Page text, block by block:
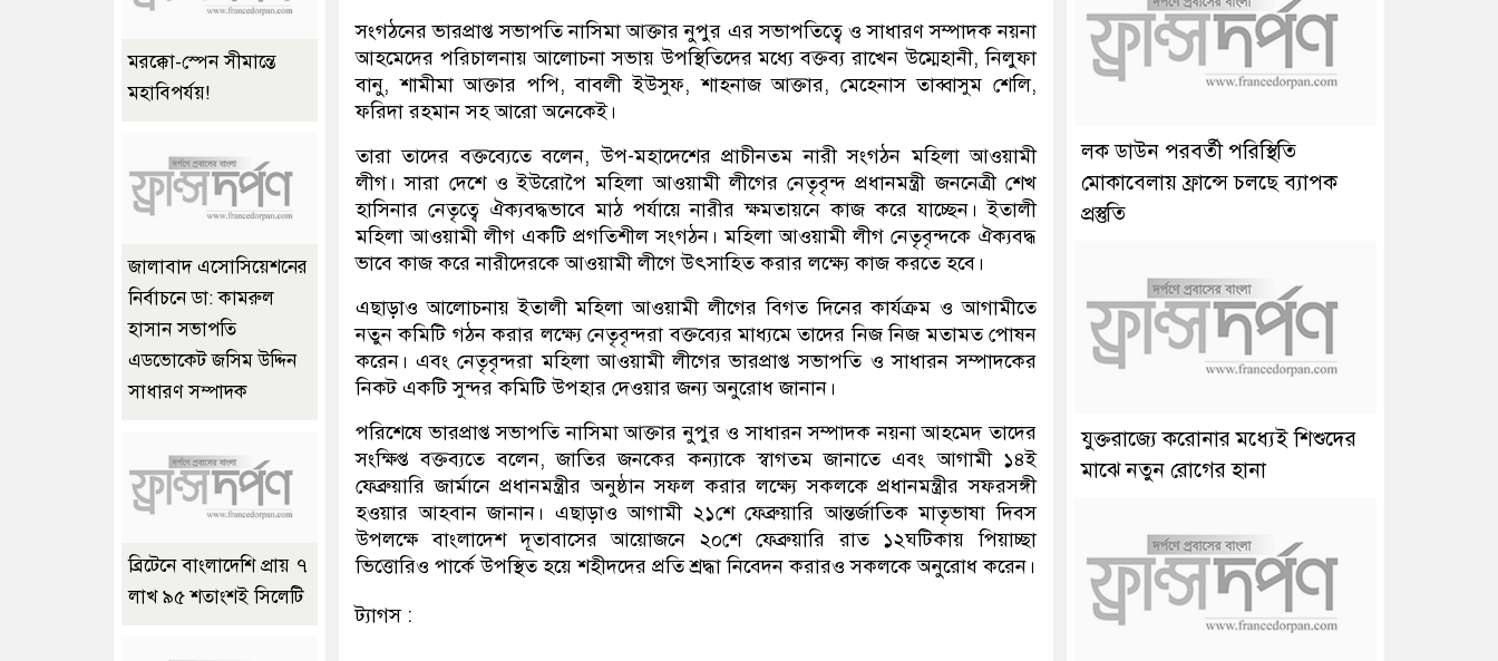
সংগঠনের ভারপ্রাপ্ত সভাপতি নাসিমা আক্তার নুপুর এর সভাপতিত্বে ও সাধারণ সম্পাদক নয়না
আহমেদের পরিচালনায় আলোচনা সভায় উপস্থিতিদের মধ্যে বক্তব্য রাখেন উম্মেহানী, নিলুফা
বানু, শামীমা আক্তার পপি, বাবলী ইউসুফ, শাহনাজ আক্তার, মেহেনাস তাব্বাসুম শেলি,
ফরিদা রহমান সহ আরো অনেকেই।
তারা তাদের বক্তব্যেতে বলেন, উপ-মহাদেশের প্রাচীনতম নারী সংগঠন মহিলা আওয়ামী
লীগ। সারা দেশে ও ইউরোপৈ মহিলা আওয়ামী লীগের নেতৃবৃন্দ প্রধানমন্ত্রী জননেত্রী শেখ
হাসিনার নেতৃত্বে ঐক্যবদ্ধভাবে মাঠ পর্যায়ে নারীর ক্ষমতায়নে কাজ করে যাচ্ছেন। ইতালী
মহিলা আওয়ামী লীগ একটি প্রগতিশীল সংগঠন। মহিলা আওয়ামী লীগ নেতৃবৃন্দকে ঐক্যবদ্ধ
ভাবে কাজ করে নারীদেরকে আওয়ামী লীগে উৎসাহিত করার লক্ষ্যে কাজ করতে হবে।
এছাড়াও আলোচনায় ইতালী মহিলা আওয়ামী লীগের বিগত দিনের কার্যক্রম ও আগামীতে
নতুন কমিটি গঠন করার লক্ষ্যে নেতৃবৃন্দরা বক্তব্যের মাধ্যমে তাদের নিজ নিজ মতামত পোষন
করেন। এবং নেতৃবৃন্দরা মহিলা আওয়ামী লীগের ভারপ্রাপ্ত সভাপতি ও সাধারন সম্পাদকের
নিকট একটি সুন্দর কমিটি উপহার দেওয়ার জন্য অনুরোধ জানান।
পরিশেষে ভারপ্রাপ্ত সভাপতি নাসিমা আক্তার নুপুর ও সাধারন সম্পাদক নয়না আহমেদ তাদের
সংক্ষিপ্ত বক্তব্যতে বলেন, জাতির জনকের কন্যাকে স্বাগতম জানাতে এবং আগামী ১৪ই
ফেব্রুয়ারি জার্মানে প্রধানমন্ত্রীর অনুষ্ঠান সফল করার লক্ষ্যে সকলকে প্রধানমন্ত্রীর সফরসঙ্গী
হওয়ার আহবান জানান। এছাড়াও আগামী ২১শে ফেব্রুয়ারি আন্তর্জাতিক মাতৃভাষা দিবস
উপলক্ষে বাংলাদেশ দূতাবাসের আয়োজনে ২০শে ফেব্রুয়ারি রাত ১২ঘটিকায় পিয়াচ্ছা
ভিত্তোরিও পার্কে উপস্থিত হয়ে শহীদদের প্রতি শ্রদ্ধা নিবেদন করারও সকলকে অনুরোধ করেন।
ট্যাগস :
মরক্কো-স্পেন সীমান্তে
মহাবিপর্যয়!
জালাবাদ এসোসিয়েশনের
নির্বাচনে ডা: কামরুল
হাসান সভাপতি
এডভোকেট জসিম উদ্দিন
সাধারণ সম্পাদক
ব্রিটেনে বাংলাদেশি প্রায় ৭
লাখ ৯৫ শতাংশই সিলেটি
লক ডাউন পরবর্তী পরিস্থিতি
মোকাবেলায় ফ্রান্সে চলছে ব্যাপক
প্রস্তুতি
যুক্তরাজ্যে করোনার মধ্যেই শিশুদের
মাঝে নতুন রোগের হানা